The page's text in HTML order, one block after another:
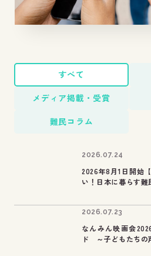
すべて
メディア掲載・受賞
難民コラム
2026.07.24
2026年8月1日開始
い！日本に暮らす
2026.07.23
なんみん映画会
ド ～子どもたちの